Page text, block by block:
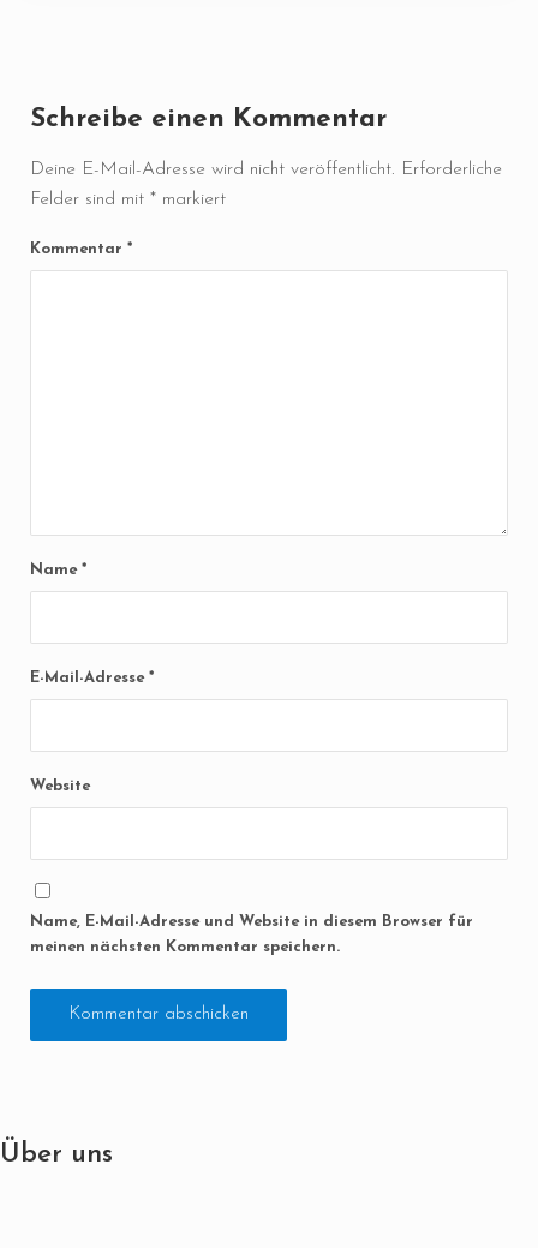
Schreibe einen Kommentar
Deine E-Mail-Adresse wird nicht veröffentlicht. Erforderliche
Felder sind mit *markiert
Kommentar *
Name *
E-Mail-Adresse *
Website
Name, E-Mail-Adresse und Website in diesem Browser für
meinen nächsten Kommentar speichern.
Über uns